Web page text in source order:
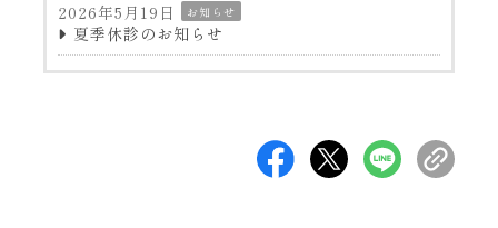
2026年5月19日
お知らせ
夏季休診のお知らせ